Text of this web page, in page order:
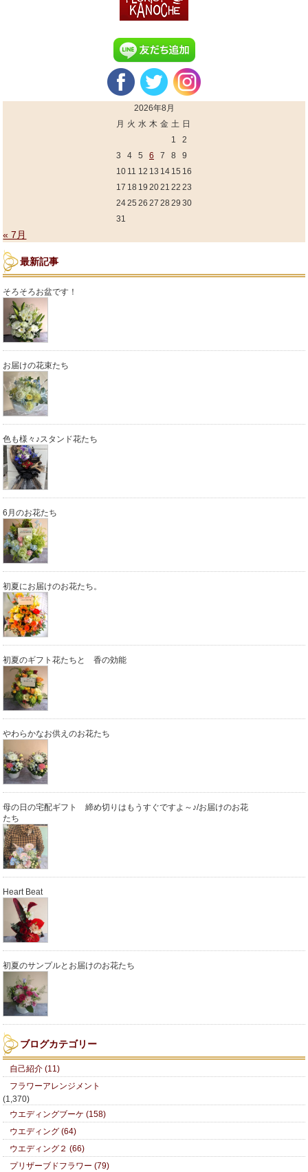
2026年8月
月 火 水 木 金 土 日
1
2
3
4 5 6 7 8
9
10 11 12 13 14 15 16
17 18 19 2021 22 23
2425 26 27 28 29 30
31
« 7月
最新記事
そろそろお盆です！
お届けの花束たち
色も様々♪スタンド花たち
6月のお花たち
初夏にお届けのお花たち。
初夏のギフト花たちと 香の効能
やわらかなお供えのお花たち
母の日の宅配ギフト 締め切りはもうすぐですよ～♪/お届けのお花
たち
Heart Beat
初夏のサンプルとお届けのお花たち
ブログカテゴリー
自己紹介 (11)
フラワーアレンジメント
(1,370)
ウエディングブーケ (158)
ウエディング (64)
ウエディング２ (66)
プリザーブドフラワー (79)